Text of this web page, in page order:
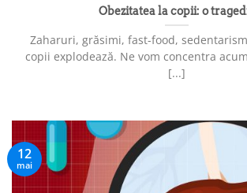
Obezitatea la copii: o
Zaharuri, grăsimi, fast-food,
copii explodează. Ne vom concentra
[...]
12
mai